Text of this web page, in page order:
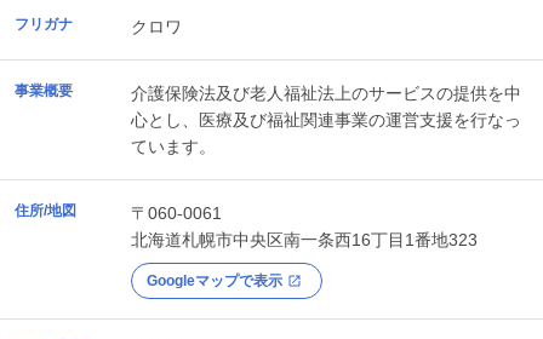
フリガナ クロワ
事業概要
介護保険法及び老人福祉法上のサービスの提供を中
心とし、医療及び福祉関連事業の運営支援を行なっ
ています。
住所/地図
〒060-0061
北海道札幌市中央区南一条西16丁目1番地323
Googleマップで表示